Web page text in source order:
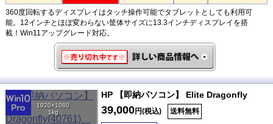
360度回転するディスプレイはタッチ操作可能でタブレットとしても利用可
能。12インチとほぼ変わらない筐体サイズに13.3インチディスプレイを搭
載！Win11アップグレード対応。
1920×1080
1kg
HP 【即納パソコン】 Elite Dragonfly
39,000円(税込) 送料無料